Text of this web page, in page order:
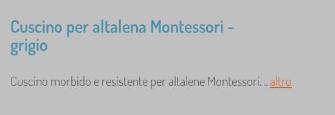
Cuscino per altalena Montessori -
grigio
Cuscino morbido e resistente per altalene Montessori. ..altro